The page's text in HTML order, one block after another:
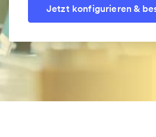
Jetzt konfigurieren &